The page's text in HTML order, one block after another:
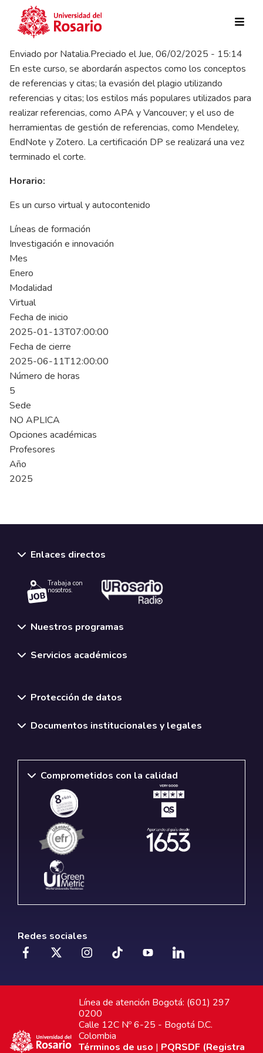
Pasar al contenido principal
Enviado por Natalia.Preciado elJue, 06/02/2025 - 15:14
En este curso, se abordarán aspectos como los conceptos
de referencias y citas; la evasión del plagio utilizando
referencias y citas; los estilos más populares utilizados para
realizar referencias, como APA y Vancouver; y el uso de
herramientas de gestión de referencias, como Mendeley,
EndNote y Zotero. La certificación DP se realizará una vez
terminado el corte.
Horario:
Es un curso virtual y autocontenido
Líneas de formación
Investigación e innovación
Mes
Enero
Modalidad
Virtual
Fecha de inicio
2025-01-13T07:00:00
Fecha de cierre
2025-06-11T12:00:00
Número de horas
5
Sede
NO APLICA
Opciones académicas
Profesores
Año
2025
Enlaces directos
Trabaja con
nosotros.
Nuestros programas
Servicios académicos
Protección de datos
Documentos institucionales y legales
Comprometidos con la calidad
Redes sociales
Línea de atención Bogotá: (601) 297
0200
Calle 12C Nº 6-25 - Bogotá D.C.
Colombia
Términos de uso | PQRSDF (Registra